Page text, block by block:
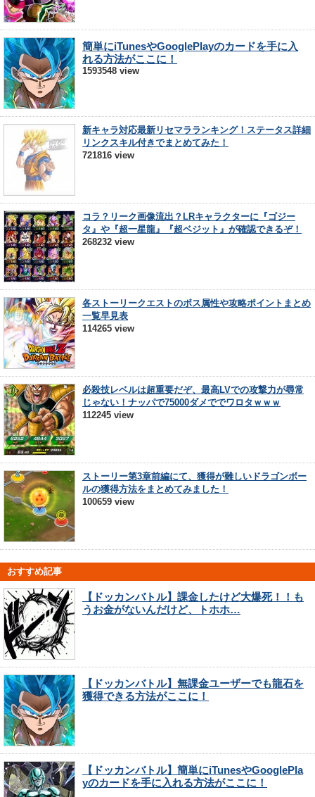
簡単にiTunesやGooglePlayのカードを手に入
れる方法がここに！
1593548 view
新キャラ対応最新リセマラランキング！ステータス詳細
リンクスキル付きでまとめてみた！
721816 view
コラ？リーク画像流出？LRキャラクターに『ゴジー
タ』や『超一星龍』『超ベジット』が確認できるぞ！
268232 view
各ストーリークエストのボス属性や攻略ポイントまとめ
一覧早見表
114265 view
必殺技レベルは超重要だぞ、最高LVでの攻撃力が尋常
じゃない！ナッパで75000ダメででワロタｗｗｗ
112245 view
ストーリー第3章前編にて、獲得が難しいドラゴンボー
ルの獲得方法をまとめてみました！
100659 view
おすすめ記事
【ドッカンバトル】課金したけど大爆死！！も
うお金がないんだけど、トホホ…
【ドッカンバトル】無課金ユーザーでも龍石を
獲得できる方法がここに！
【ドッカンバトル】簡単にiTunesやGooglePla
yのカードを手に入れる方法がここに！